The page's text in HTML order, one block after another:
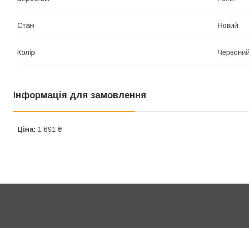
Стан Новий
Колір
Інформація для замовлення
Ціна: 1 691 ₴